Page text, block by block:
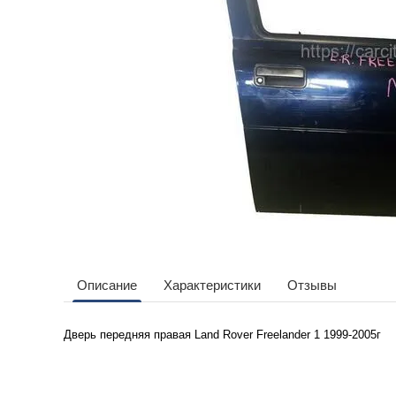
Описание Характеристики Отзывы
Дверь передняя правая Land Rover Freelander 1 1999-2005г